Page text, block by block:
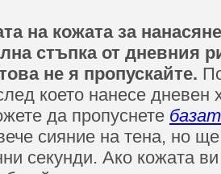
на кожата за
стъпка от дневния
не я пропускайте.
което нанесе
да пропуснете
сияние на тена, но
секунди. Ако кожата